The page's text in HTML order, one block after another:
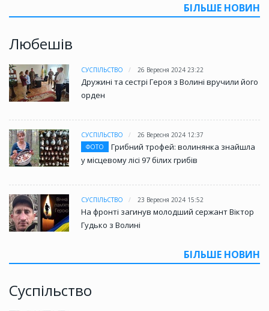
БІЛЬШЕ НОВИН
Любешів
СУСПІЛЬСТВО 26 Вересня 2024 23:22
Дружині та сестрі Героя з Волині вручили його
орден
СУСПІЛЬСТВО
26 Вересня 2024 12:37
ФОТО
Грибний трофей: волинянка знайшла
у місцевому лісі 97 білих грибів
СУСПІЛЬСТВО 23 Вересня 2024 15:52
На фронті загинув молодший сержант Віктор
Гудько з Волині
БІЛЬШЕ НОВИН
Суспільство